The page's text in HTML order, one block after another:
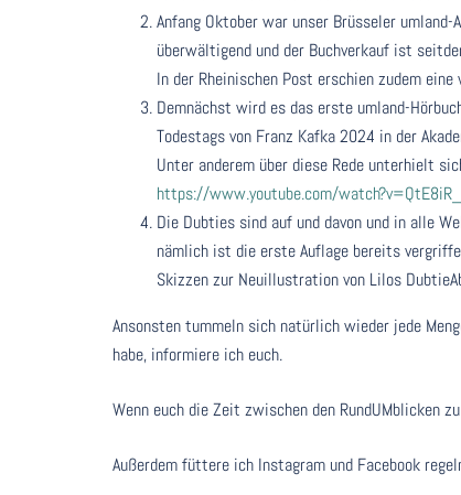
Anfang Oktober war unser Brüsseler
überwältigend und der Buchverkauf ist
In der Rheinischen Post erschien zudem eine
Demnächst wird es das erste umland-
Todestags von Franz Kafka 2024 in der
Unter anderem über diese Rede unterhielt
https://www.youtube.com/
Die Dubties sind auf und davon und in alle
nämlich ist die erste Auflage bereits
Skizzen zur Neuillustration von Lilos
Ansonsten tummeln sich natürlich wieder jede
habe, informiere ich euch.
Wenn euch die Zeit zwischen den RundUMblicken
Außerdem füttere ich Instagram und Facebook